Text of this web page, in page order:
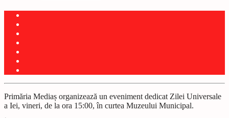
Primăria Mediaș organizează un eveniment dedicat Zilei Universale
a Iei, vineri, de la ora 15:00, în curtea Muzeului Municipal.